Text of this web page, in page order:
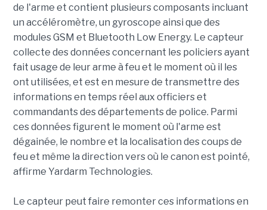
de l'arme et contient plusieurs composants incluant
un accéléromètre, un gyroscope ainsi que des
modules GSM et Bluetooth Low Energy. Le capteur
collecte des données concernant les policiers ayant
fait usage de leur arme à feu et le moment où il les
ont utilisées, et est en mesure de transmettre des
informations en temps réel aux officiers et
commandants des départements de police. Parmi
ces données figurent le moment où l'arme est
dégainée, le nombre et la localisation des coups de
feu et même la direction vers où le canon est pointé,
affirme Yardarm Technologies.
Le capteur peut faire remonter ces informations en